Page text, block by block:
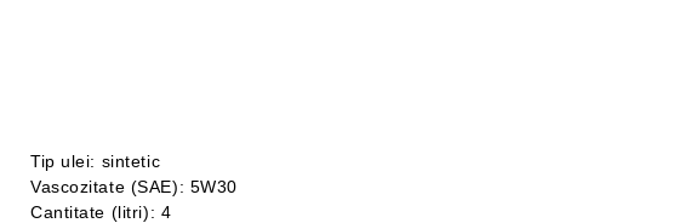
Tip ulei: sintetic
Vascozitate (SAE): 5W30
Cantitate (litri): 4